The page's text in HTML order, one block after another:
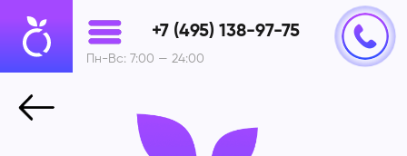
+7 (495) 138-97-75
Пн-Вс: 7:00 — 24:00